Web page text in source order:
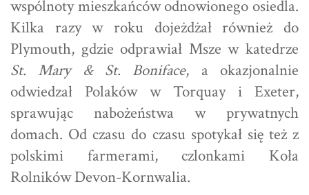
wspólnoty mieszkańców odnowionego osiedla.
Kilka razy w roku dojeżdżał również do
Plymouth, gdzie odprawiał Msze w katedrze
St. Mary & St. Boniface, a okazjonalnie
odwiedzał Polaków w Torquay i Exeter,
sprawując nabożeństwa w prywatnych
domach. Od czasu do czasu spotykał się też z
polskimi farmerami, czlonkami Koła
Rolników Devon-Kornwalia.